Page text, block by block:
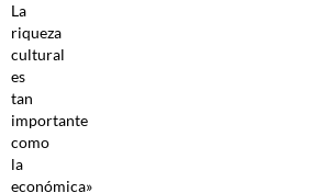
La
riqueza
cultural
es
tan
importante
como
la
económica»